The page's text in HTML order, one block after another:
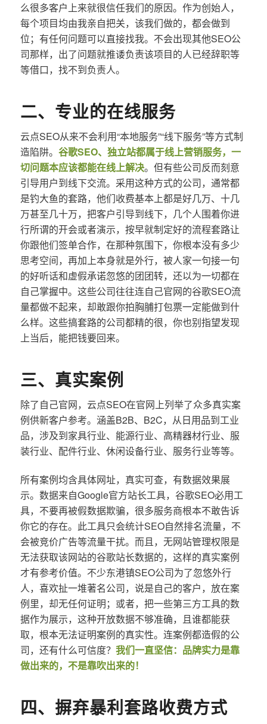
么很多客户上来就很信任我们的原因。作为创始人，
每个项目均由我亲自把关，该我们做的，都会做到
位；有任何问题可以直接找我。不会出现其他SEO公
司那样，出了问题就推诿负责该项目的人已经辞职等
等借口，找不到负责人。
二、专业的在线服务
云点SEO从来不会利用“本地服务”“线下服务”等方式制
造陷阱。 谷歌SEO、独立站都属于线上营销服务，一
切问题本应该都能在线上解决。但有些公司反而刻意
引导用户到线下交流。采用这种方式的公司，通常都
是钓大鱼的套路，他们收费基本上都是好几万、十几
万甚至几十万，把客户引导到线下，几个人围着你进
行所谓的开会或者演示，按早就制定好的流程套路让
你跟他们签单合作，在那种氛围下，你根本没有多少
思考空间，再加上本身就是外行，被人家一句接一句
的好听话和虚假承诺忽悠的团团转，还以为一切都在
自己掌握中。这些公司往往连自己官网的谷歌SEO流
量都做不起来，却敢跟你拍胸脯打包票一定能做到什
么样。这些搞套路的公司都精的很，你也别指望发现
上当后，能把钱要回来。
三、真实案例
除了自己官网，云点SEO在官网上列举了众多真实案
例供新客户参考。涵盖B2B、B2C，从日用品到工业
品，涉及到家具行业、能源行业、高精器材行业、服
装行业、配件行业、休闲设备行业、服务行业等等。
所有案例均含具体网址，真实可查，有数据效果展
示。数据来自Google官方站长工具，谷歌SEO必用工
具，不要再被假数据欺骗，很多服务商根本不敢告诉
你它的存在。此工具只会统计SEO自然排名流量，不
会被竞价广告等流量干扰。而且，无网站管理权限是
无法获取该网站的谷歌站长数据的，这样的真实案例
才有参考价值。不少东港镇SEO公司为了忽悠外行
人，喜欢扯一堆著名公司，说是自己的客户，放在案
例里，却无任何证明；或者，把一些第三方工具的数
据作为展示，这种开放数据不够准确，且谁都能获
取，根本无法证明案例的真实性。连案例都造假的公
司，还有什么可信度？ 我们一直坚信：品牌实力是靠
做出来的，不是靠吹出来的！
四、摒弃暴利套路收费方式